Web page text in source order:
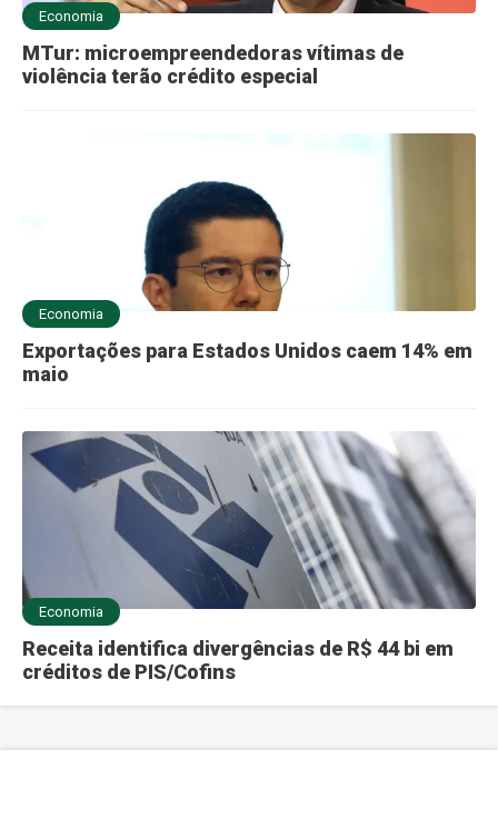
Economia
MTur: microempreendedoras vítimas de
violência terão crédito especial
Economia
Exportações para Estados Unidos caem 14% em
maio
Economia
Receita identifica divergências de R$ 44 bi em
créditos de PIS/Cofins